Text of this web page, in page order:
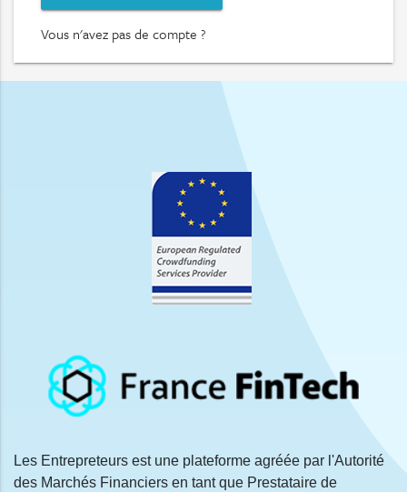
Vous n'avez pas de compte ?
Les Entrepreteurs est une plateforme agréée par l'Autorité
des Marchés Financiers en tant que Prestataire de